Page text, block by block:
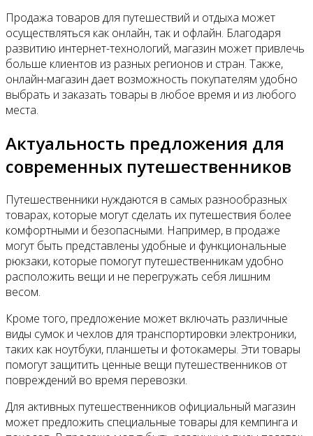
Продажа товаров для путешествий и отдыха может
осуществляться как онлайн, так и офлайн. Благодаря
развитию интернет-технологий, магазин может привлечь
больше клиентов из разных регионов и стран. Также,
онлайн-магазин дает возможность покупателям удобно
выбрать и заказать товары в любое время и из любого
места.
Актуальность предложения для
современных путешественников
Путешественники нуждаются в самых разнообразных
товарах, которые могут сделать их путешествия более
комфортными и безопасными. Например, в продаже
могут быть представлены удобные и функциональные
рюкзаки, которые помогут путешественникам удобно
расположить вещи и не перегружать себя лишним
весом.
Кроме того, предложение может включать различные
виды сумок и чехлов для транспортировки электроники,
таких как ноутбуки, планшеты и фотокамеры. Эти товары
помогут защитить ценные вещи путешественников от
повреждений во время перевозки.
Для активных путешественников официальный магазин
может предложить специальные товары для кемпинга и